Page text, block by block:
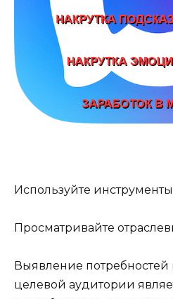
Используйте
Просматривайте
Выявление
целевой аудитории